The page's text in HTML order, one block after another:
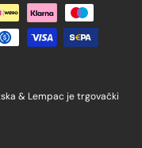
metode plaćanja
& Lempac je trgovački